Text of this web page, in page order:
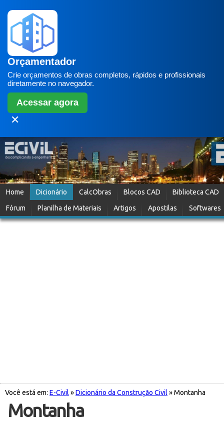
Orçamentador
Crie orçamentos de obras completos, rápidos e profissionais
diretamente no navegador.
Acessar agora
✕
Home Dicionário CalcObras Blocos CAD
Biblioteca CAD
Fórum
Planilha de Materiais Artigos Apostilas Softwares
Você está em: E-Civil »Dicionário da Construção Civil » Montanha
Montanha